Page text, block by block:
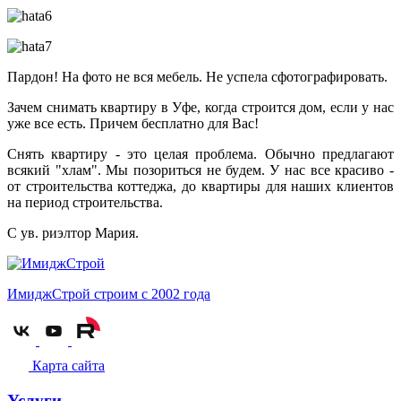
Пардон! На фото не вся мебель. Не успела сфотографировать.
Зачем снимать квартиру в Уфе, когда строится дом, если у нас
уже все есть. Причем бесплатно для Вас!
Снять квартиру - это целая проблема. Обычно предлагают
всякий "хлам". Мы позориться не будем. У нас все красиво -
от строительства коттеджа, до квартиры для наших клиентов
на период строительства.
С ув. риэлтор Мария.
ИмиджСтрой строим с 2002 года
Карта сайта